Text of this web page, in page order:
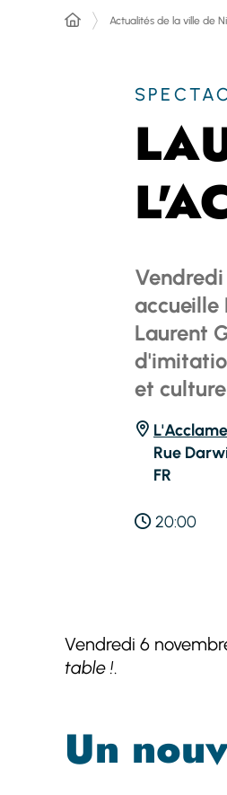
Actualités de la ville de
accueille
Laurent
et
Rue
FR
20:00
Vendredi 6
table !.
Un